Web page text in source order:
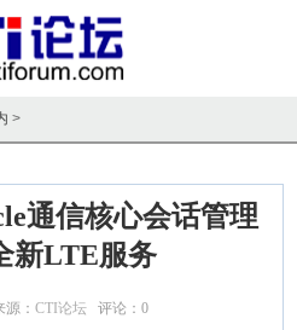
>
通信核心会话管理
新LTE服务
源：CTI论坛 评论：0